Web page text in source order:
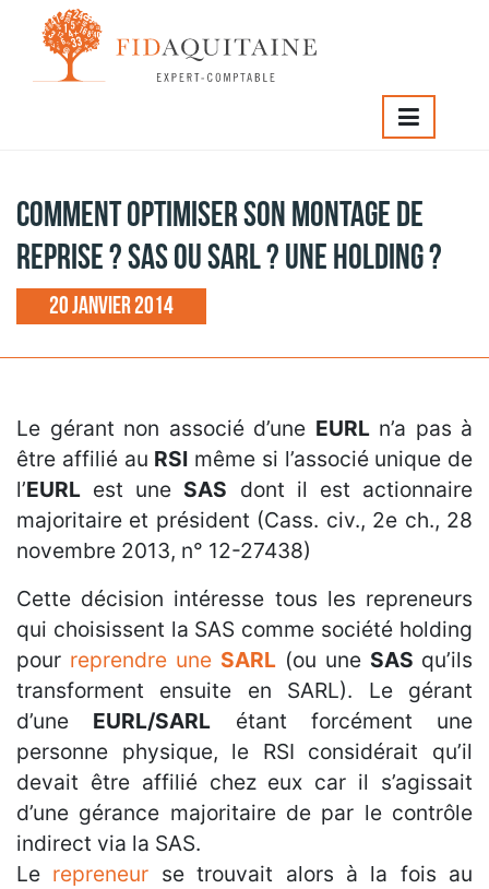
COMMENT OPTIMISER SON MONTAGE DE
COMMENT OPTIMISER SON MONTAGE DE
REPRISE ? SAS OU SARL ? UNE HOLDING ?
20 janvier 2014
Le gérant non associé d’une EURLn’a pas à
être affilié au RSI même si l’associé unique de
l’EURL est une SAS dont il est actionnaire
majoritaire et président (Cass. civ., 2e ch., 28
novembre 2013, n° 12-27438)
Cette décision intéresse tous les repreneurs
qui choisissent la SAS comme société holding
pour reprendre une SARL (ou une SAS qu’ils
transforment ensuite en SARL). Le gérant
d’une EURL/SARL étant forcément une
personne physique, le RSI considérait qu’il
devait être affilié chez eux car il s’agissait
d’une gérance majoritaire de par le contrôle
indirect via la SAS.
Le repreneur se trouvait alors à la fois au